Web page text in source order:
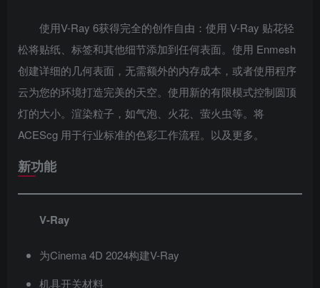
使用V-Ray 6获得完全的创作自由：使用 V-Ray 贴花轻
松将贴纸、标签和其他细节添加到任何表面。使用 Enmesh
创建详细的几何表面，无需额外的内存成本，或者使用程序
云为您的环境打造完美的天空。使用新的有限模式控制圆顶
灯的大小。渲染粒子，如气泡、火花、萤火虫等。将
ACEScg 用于行业标准的色彩工作流程。以及更多。
新功能
V-Ray
为Cinema 4D 2024构建V-Ray
机具开关材料